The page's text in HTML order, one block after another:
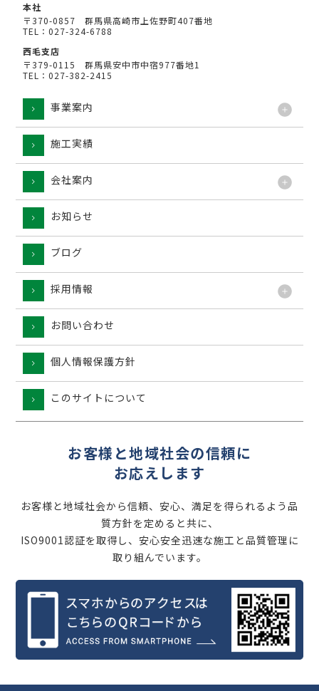
本社
〒370-0857 群馬県高崎市上佐野町407番地
TEL：027-324-6788
西毛支店
〒379-0115 群馬県安中市中宿977番地1
TEL：027-382-2415
事業案内
施工実績
会社案内
お知らせ
ブログ
採用情報
お問い合わせ
個人情報保護方針
このサイトについて
お客様と地域社会の信頼に
お応えします
お客様と地域社会から信頼、安心、満足を得られるよう品
質方針を定めると共に、
ISO9001認証を取得し、安心安全迅速な施工と品質管理に
取り組んでいます。